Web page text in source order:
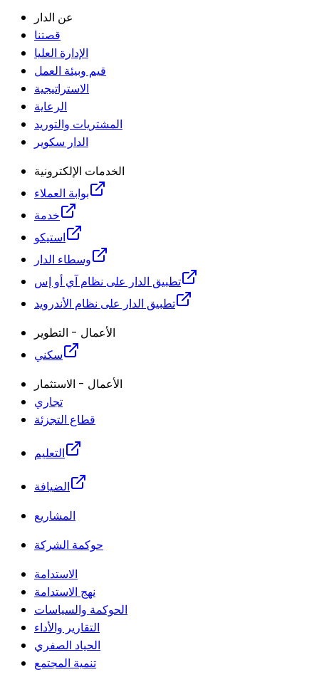
عن الدار
قصتنا
الإدارة العليا
قيم وبيئة العمل
الاستراتيجية
الرعاية
المشتريات والتوريد
الدار سكوير
الخدمات الإلكترونية
بوابة العملاء
خدمة
استيكو
وسطاء الدار
تطبيق الدار على نظام آي أو إس
تطبيق الدار على نظام الأندرويد
الأعمال - التطوير
سكني
الأعمال - الاستثمار
تجاري
قطاع التجزئة
التعليم
الضيافة
المشاريع
حوكمة الشركة
الاستدامة
نهج الاستدامة
الحوكمة والسياسات
التقارير والأداء
الحياد الصفري
تنمية المجتمع